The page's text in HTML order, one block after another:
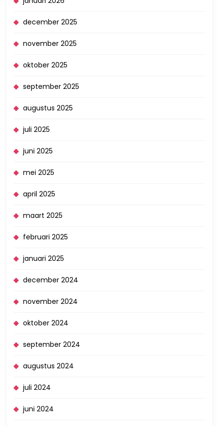
december 2025
november 2025
oktober 2025
september 2025
augustus 2025
juli 2025
juni 2025
mei 2025
april 2025
maart 2025
februari 2025
januari 2025
december 2024
november 2024
oktober 2024
september 2024
augustus 2024
juli 2024
juni 2024